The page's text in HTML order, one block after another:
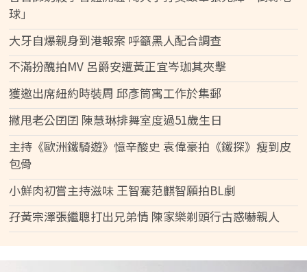
球」
大牙自爆親身到港報案 呼籲黑人配合調查
不滿扮醜拍MV 呂爵安遭黃正宜岑珈其夾擊
獲邀出席紐約時裝周 邱彥筒寓工作於集郵
撇甩老公囝囝 陳慧琳排舞室度過51歲生日
主持《歐洲鐵騎遊》憶辛酸史 袁偉豪拍《鐵探》瘦到皮
包骨
小鮮肉初嘗主持滋味 王智騫范麒智願拍BL劇
孖黃宗澤張繼聰打出兄弟情 陳家樂剃頭行古惑嚇親人